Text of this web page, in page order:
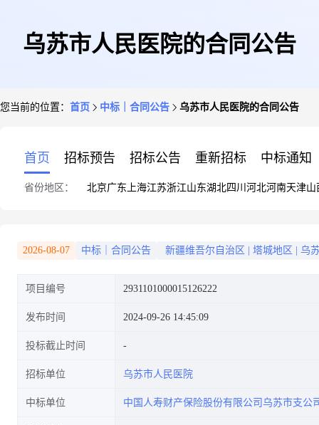
乌苏市人民医院的合同公告
您当前的位置： 首页 中标｜合同公告 乌苏市人民医院的合同公告
首页 招标预告 招标公告 重新招标 中标通知
省份地区： 北京广东 上海江苏浙江山东湖北四川 河北河南天津山
2026-08-07 中标｜合同公告 新疆维吾尔自治区 塔城地区 乌
项目编号 2931101000015126222
发布时间 2024-09-26 14:45:09
投标截止时间
招标单位 乌苏市人民医院
中标单位 中国人寿财产保险股份有限公司乌苏市支公